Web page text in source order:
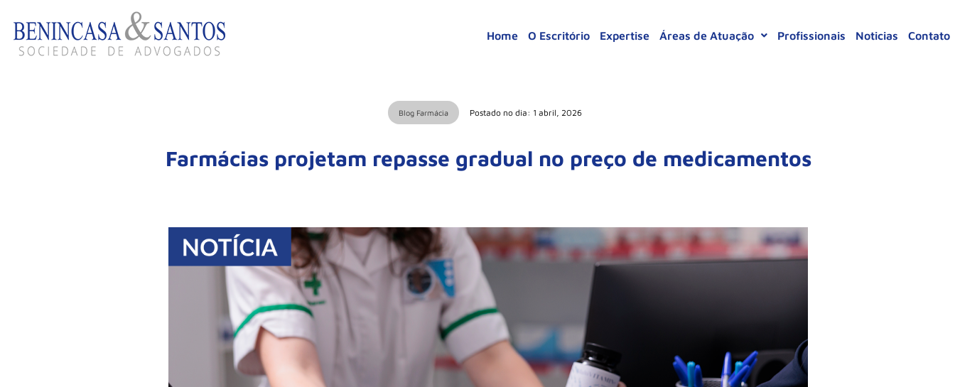
Home O Escritório Expertise Áreas de Atuação Profissionais Noticias Contato
Blog Farmácia Postado no dia: 1 abril, 2026
Farmácias projetam repasse gradual no preço de medicamentos